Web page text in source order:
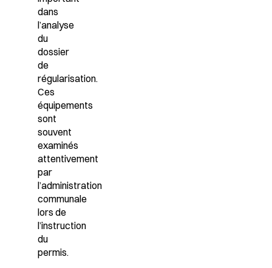
dans
l’analyse
du
dossier
de
régularisation.
Ces
équipements
sont
souvent
examinés
attentivement
par
l’administration
communale
lors de
l’instruction
du
permis.